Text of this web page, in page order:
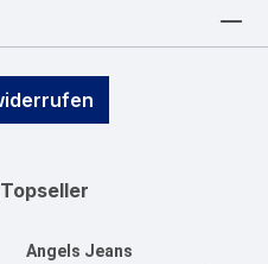
Topseller
Angels Jeans